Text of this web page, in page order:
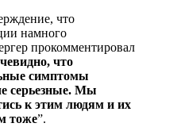
что
намного
прокомментировал
что
симптомы
серьезные. Мы
к этим людям и их
тоже”.